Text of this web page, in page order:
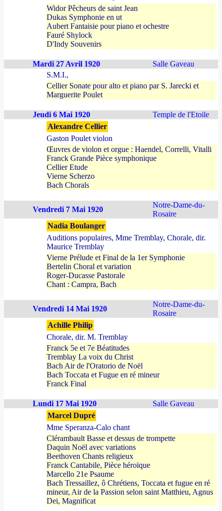
Widor Pêcheurs de saint Jean
Dukas Symphonie en ut
Aubert Fantaisie pour piano et ochestre
Fauré Shylock
D'Indy Souvenirs
Mardi 27 Avril 1920
Salle Gaveau
S.M.I.,
Cellier Sonate pour alto et piano par S. Jarecki et
Marguerite Poulet
Jeudi 6 Mai 1920
Temple de l'Etoile
Alexandre Cellier
Gaston Poulet violon
Œuvres de violon et orgue : Haendel, Correlli, Vitalli
Franck Grande Pièce symphonique
Cellier Etude
Vierne Scherzo
Bach Chorals
Vendredi 7 Mai 1920
Notre-Dame-du-
Rosaire
Nadia Boulanger
Auditions populaires, Mme Tremblay, Chorale, dir.
Maurice Tremblay
Vierne Prélude et Final de la 1er Symphonie
Bertelin Choral et variation
Roger-Ducasse Pastorale
Chant : Campra, Bach
Vendredi 14 Mai 1920
Notre-Dame-du-
Rosaire
Achille Philip
Chorale, dir. M. Tremblay
Franck 5e et 7e Béatitudes
Tremblay La voix du Christ
Bach Air de l'Oratorio de Noël
Bach Toccata et Fugue en ré mineur
Franck Final
Lundi 17 Mai 1920
Salle Gaveau
Marcel Dupré
Mme Speranza-Calo chant
Clérambault Basse et dessus de trompette
Daquin Noël avec variations
Beethoven Chants religieux
Franck Cantabile, Pièce héroïque
Marcello 21e Psaume
Bach Tressaillez, ô Chrétiens, Toccata et fugue en ré
mineur, Air de la Passion selon saint Matthieu, Agnus
Dei, Magnificat